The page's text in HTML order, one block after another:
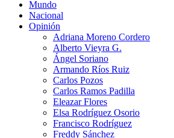
Mundo
Nacional
Opinión
Adriana Moreno Cordero
Alberto Vieyra G.
Ángel Soriano
Armando Ríos Ruiz
Carlos Pozos
Carlos Ramos Padilla
Eleazar Flores
Elsa Rodríguez Osorio
Francisco Rodríguez
Freddy Sánchez